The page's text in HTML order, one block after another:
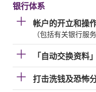
银行体系
帐户的开立和操
（包括有关银行服
「自动交换资料
打击洗钱及恐怖